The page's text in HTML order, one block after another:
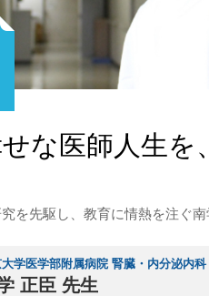
な医師人生を
を先駆し、教育に情熱を注ぐ
学医学部附属病院 腎臓・内分泌内
正臣 先生